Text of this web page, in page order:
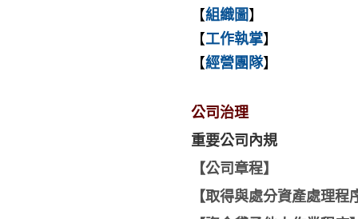
【組織圖 】
【工作執掌】
【經營團隊】
公司治理
重要公司內規
【公司章程】
【取得與處分資產處理程